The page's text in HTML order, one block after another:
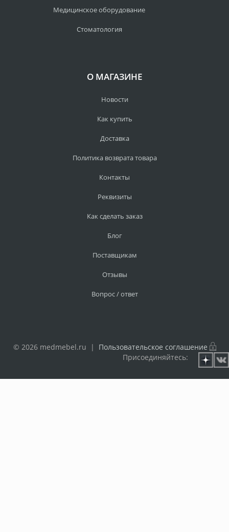
Медицинское оборудование
Стоматология
О МАГАЗИНЕ
Новости
Как купить
Доставка
Политика возврата товара
Контакты
Реквизиты
Как сделать заказ
Блог
Поставщикам
Отзывы
Вопрос / ответ
© 2026 medmebel.ru | Пользовательское соглашение
Присоединяйтесь: